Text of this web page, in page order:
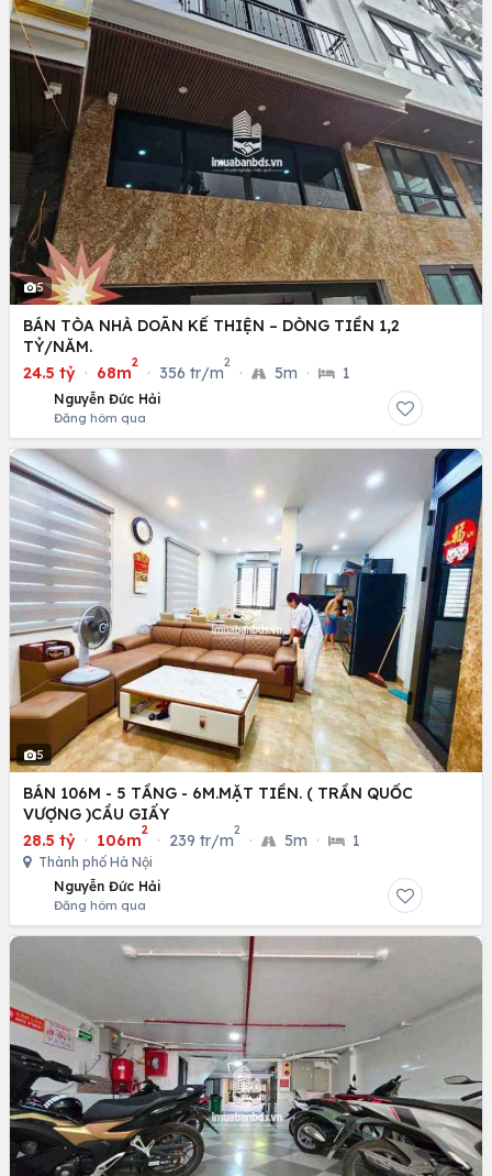
5
BÁN TÒA NHÀ DOÃN KẾ THIỆN – DÒNG TIỀN 1,2
TỶ/NĂM.
24.5 tỷ · 68m
2
· 356 tr/m
2
· 5m · 1
Nguyễn Đức Hải
Đăng hôm qua
5
BÁN 106M - 5 TẦNG - 6M.MẶT TIỀN. ( TRẦN QUỐC
VƯỢNG )CẦU GIẤY
28.5 tỷ · 106m
2
· 239 tr/m
2
· 5m · 1
Thành phố Hà Nội
Nguyễn Đức Hải
Đăng hôm qua